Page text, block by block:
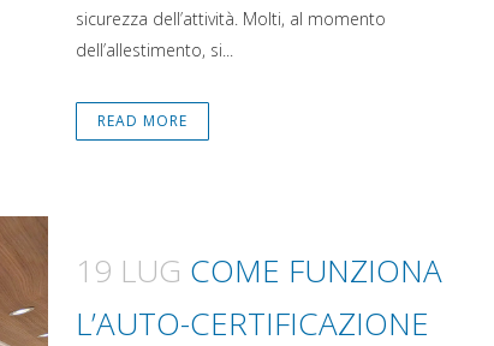
sicurezza dell’attività. Molti, al momento
dell’allestimento, si...
READ MORE
19 LUG COME FUNZIONA
L’AUTO-CERTIFICAZIONE